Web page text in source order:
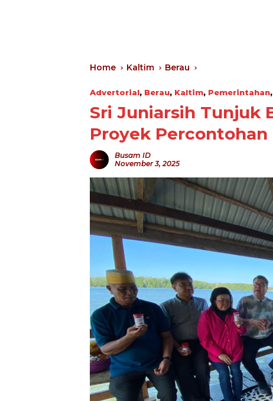
Home Kaltim Berau
Advertorial, Berau, Kaltim, Pemerintahan,
Sri Juniarsih Tunjuk
Proyek Percontohan
Busam ID
November 3, 2025